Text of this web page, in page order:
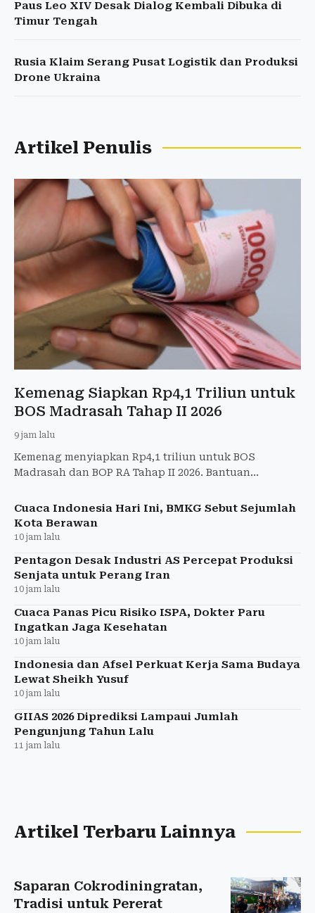
Paus Leo XIV Desak Dialog Kembali Dibuka di
Timur Tengah
Rusia Klaim Serang Pusat Logistik dan Produksi
Drone Ukraina
Artikel Penulis
Kemenag Siapkan Rp4,1 Triliun untuk
BOS Madrasah Tahap II 2026
9 jam lalu
Kemenag menyiapkan Rp4,1 triliun untuk BOS
Madrasah dan BOP RA Tahap II 2026. Bantuan
Cuaca Indonesia Hari Ini, BMKG Sebut Sejumlah
Kota Berawan
10 jam lalu
Pentagon Desak Industri AS Percepat Produksi
Senjata untuk Perang Iran
10 jam lalu
Cuaca Panas Picu Risiko ISPA, Dokter Paru
Ingatkan Jaga Kesehatan
10 jam lalu
Indonesia dan Afsel Perkuat Kerja Sama Budaya
Lewat Sheikh Yusuf
10 jam lalu
GIIAS 2026 Diprediksi Lampaui Jumlah
Pengunjung Tahun Lalu
11 jam lalu
Artikel Terbaru Lainnya
Saparan Cokrodiningratan,
Tradisi untuk Pererat